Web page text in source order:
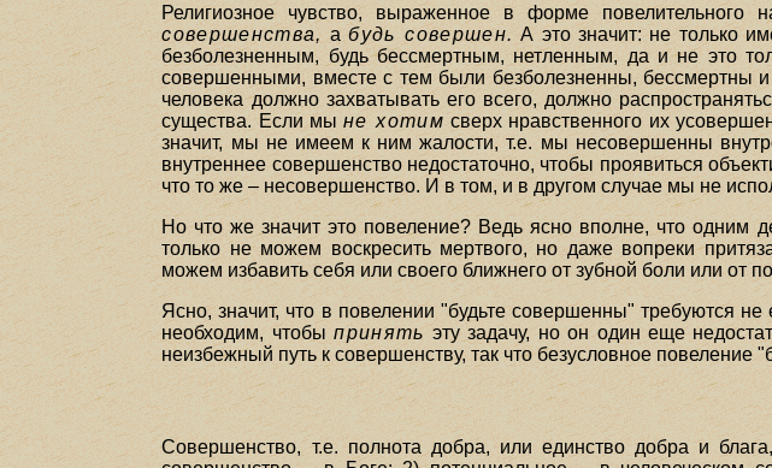
Религиозное чувство, выраженное в форме повелительного
совершенства, абудь совершен. А это значит: не только
безболезненным, будь бессмертным, нетленным, да и не это
совершенными, вместе с тем были безболезненны, бессмертны
человека должно захватывать его всего, должно
существа. Если мыне хотим сверх нравственного их
значит, мы не имеем к ним жалости, т.е. мы несовершенны
внутреннее совершенство недостаточно, чтобы проявиться
что то же – несовершенство. И в том, и в другом случае мы не
Но что же значит это повеление? Ведь ясно вполне, что
только не можем воскресить мертвого, но даже вопреки
можем избавить себя или своего ближнего от зубной боли или от
Ясно, значит, что в повелении "будьте совершенны" требуются
необходим, чтобыпринять эту задачу, но он один еще
неизбежный путь к совершенству, так что безусловное повеление
Совершенство, т.е. полнота добра, или единство добра и